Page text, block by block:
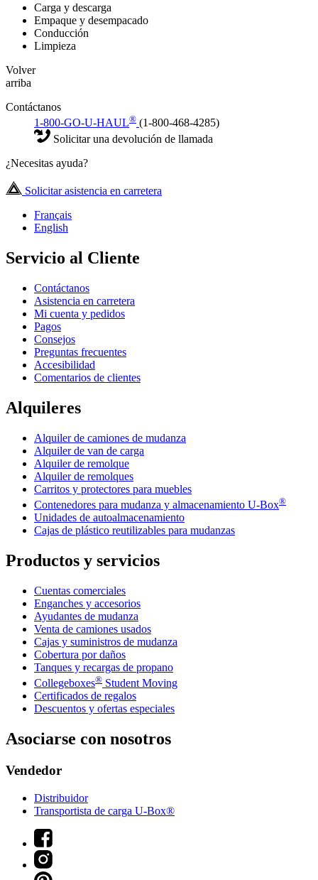
Carga y descarga
Empaque y desempacado
Conducción
Limpieza
Volver
arriba
Contáctanos
1-800-GO-U-HAUL® (1-800-468-4285)
Solicitar una devolución de llamada
¿Necesitas ayuda?
Solicitar asistencia en carretera
Français
English
Servicio al Cliente
Contáctanos
Asistencia en carretera
Mi cuenta y pedidos
Pagos
Consejos
Preguntas frecuentes
Accesibilidad
Comentarios de clientes
Alquileres
Alquiler de camiones de mudanza
Alquiler de van de carga
Alquiler de remolque
Alquiler de remolques
Carritos y protectores para muebles
Contenedores para mudanza y almacenamiento U-Box®
Unidades de autoalmacenamiento
Cajas de plástico reutilizables para mudanzas
Productos y servicios
Cuentas comerciales
Enganches y accesorios
Ayudantes de mudanza
Venta de camiones usados
Cajas y suministros de mudanza
Cobertura por daños
Tanques y recargas de propano
Collegeboxes® Student Moving
Certificados de regalos
Descuentos y ofertas especiales
Asociarse con nosotros
Vendedor
Distribuidor
Transportista de carga U-Box®